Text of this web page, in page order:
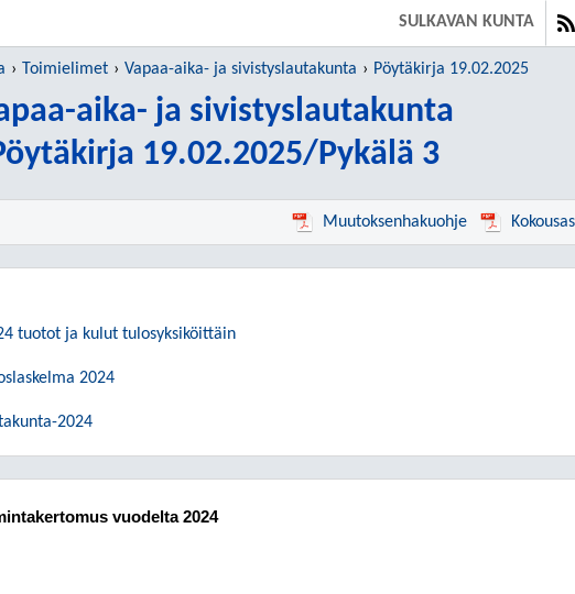
SULKAVAN KUNTA
Toimielimet Vapaa-aika- ja sivistyslautakunta Pöytäkirja 19.02.2025
aika- ja sivistyslautakunta
19.02.2025/Pykälä 3
Muutoksenhakuohje
tuotot ja kulut tulosyksiköittäin
2024
2024
vuodelta 2024